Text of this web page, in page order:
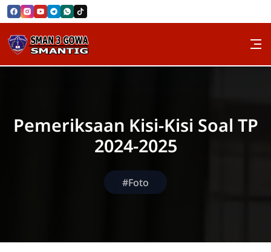
Skip to Content
SMAN 3 GOWA
Pemeriksaan Kisi-Kisi Soal TP
2024-2025
#Foto